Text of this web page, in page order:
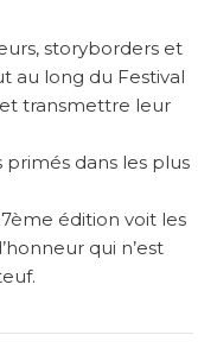
storyborders et
au long du Festival
transmettre leur
dans les plus
édition voit les
qui n’est